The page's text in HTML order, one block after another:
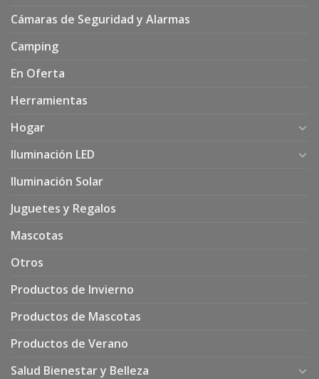
Cámaras de Seguridad y Alarmas
Camping
En Oferta
Herramientas
Hogar
Iluminación LED
Iluminación Solar
Juguetes y Regalos
Mascotas
Otros
Productos de Invierno
Productos de Mascotas
Productos de Verano
Salud Bienestar y Belleza